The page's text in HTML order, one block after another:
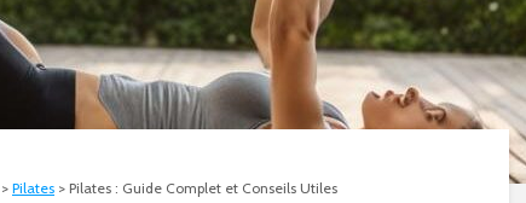
> Pilates > Pilates : Guide Complet et Conseils Utiles